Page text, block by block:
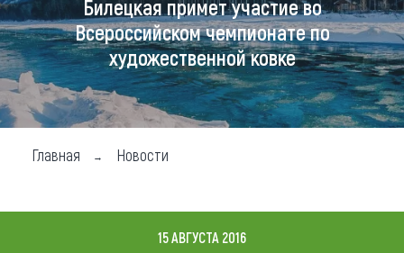
Туры
Где побывать
Чем заняться
Где остановиться
Билецкая примет участие во
Всероссийском чемпионате по
художественной ковке
Главная Новости
15 АВГУСТА 2016